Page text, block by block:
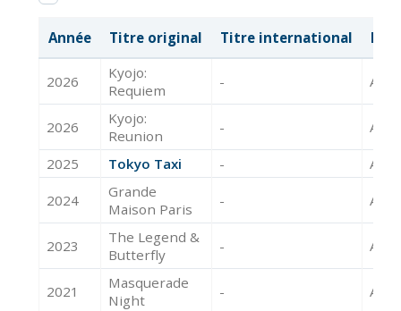
Année Titre original Titre international
2026
Kyojo:
Requiem
-
2026
Kyojo:
Reunion
-
2025 Tokyo Taxi -
2024
Grande
Maison Paris
-
2023
The Legend &
Butterfly
-
2021
Masquerade
Night
-